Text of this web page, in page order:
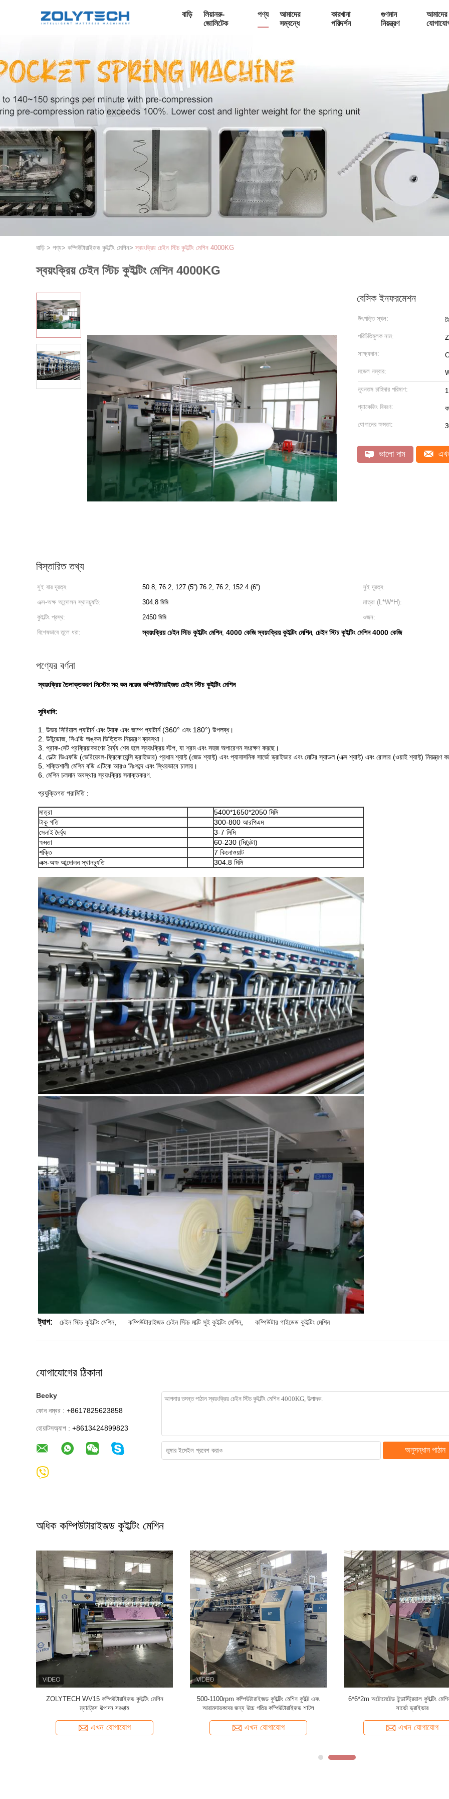
বাড়ি
লিয়ানরু-
জোলিটেক
পণ্য
আমাদের
সম্বন্ধে
কারখানা
পরিদর্শন
গুণমান
নিয়ন্ত্রণ
আমাদের
বাড়ি > পণ্য> কম্পিউটারাইজড কুইল্টিং মেশিন> স্বয়ংক্রিয় চেইন স্টিচ কুইল্টিং মেশিন 4000KG
স্বয়ংক্রিয় চেইন স্টিচ কুইল্টিং মেশিন 4000KG
বেসিক ইনফরমেশন
উৎপত্তি স্থল:
পরিচিতিমুলক নাম:
সাক্ষ্যদান:
মডেল নম্বার:
ন্যূনতম চাহিদার পরিমাণ:
প্যাকেজিং বিবরণ:
যোগানের ক্ষমতা:
ভালো দাম
বিস্তারিত তথ্য
সুই বার দূরত্ব: 50.8, 76.2, 127 (5”) 76.2, 76.2, 152.4 (6”)
সুই দূরত্ব:
এক্স-অক্ষ আন্দোলন স্থানচ্যুতি:
304.8 মিমি
মাত্রা (L*W*H):
কুইল্টিং প্রস্থ:
2450 মিমি
ওজন:
বিশেষভাবে তুলে ধরা:
স্বয়ংক্রিয় চেইন স্টিচ কুইল্টিং মেশিন, 4000 কেজি স্বয়ংক্রিয় কুইল্টিং মেশিন, চেইন স্টিচ কুইল্টিং মেশিন 4000 কেজি
পণ্যের বর্ণনা
স্বয়ংক্রিয় তৈলাক্তকরণ সিস্টেম সহ কম নয়েজ কম্পিউটারাইজড চেইন স্টিচ কুইল্টিং মেশিন
সুবিধাদি:
1. উভয় সিরিয়াল প্যাটার্ন এবং ট্যাক এবং জাম্প প্যাটার্ন (360° এবং 180°) উপলব্ধ।
2. উইন্ডোজ, সিএডি অঙ্কন ভিত্তিক নিয়ন্ত্রণ ব্যবস্থা।
3. প্রাক-সেট প্রক্রিয়াকরণের দৈর্ঘ্য শেষ হলে স্বয়ংক্রিয় স্টপ, যা শ্রম এবং সহজ অপারেশন সংরক্ষণ করছে।
4. ডেল্টা ভিএফডি (ভেরিয়েবল-ফ্রিকোয়েন্সি ড্রাইভার) প্রধান শ্যাফ্ট (জেড শ্যাফ্ট) এবং প্যানাসনিক সার্ভো ড্রাইভার এবং মোটর স্যাডল (এক্স শ্যাফ্ট) এবং রোলার (ওয়াই শ্যাফ্ট) নিয়ন্ত্রণ
5. শক্তিশালী মেশিন বডি এটিকে আরও নিঃশব্দে এবং স্থিরভাবে চালায়।
6. মেশিন চলমান অবস্থার স্বয়ংক্রিয় সনাক্তকরণ.
প্রযুক্তিগত পরামিতি :
মাত্রা
5400*1650*2050 মিমি
টাকু গতি
300-800 আরপিএম
সেলাই দৈর্ঘ্য
3-7 মিমি
ক্ষমতা
60-230 (মি/ঘন্টা)
শক্তি
7 কিলোওয়াট
এক্স-অক্ষ আন্দোলন স্থানচ্যুতি
304.8 মিমি
ট্যাগ: চেইন স্টিচ কুইল্টিং মেশিন, কম্পিউটারাইজড চেইন স্টিচ মাল্টি সুই কুইল্টিং মেশিন, কম্পিউটার গাইডেড কুইল্টিং মেশিন
যোগাযোগের ঠিকানা
Becky
ফোন নম্বর : +8617825623858
হোয়াটসঅ্যাপ : +8613424899823
অনুসন্ধান পাঠান
অধিক কম্পিউটারাইজড কুইল্টিং মেশিন
ZOLYTECH WV15 কম্পিউটারাইজড কুইল্টিং মেশিন
ম্যাট্রেস উত্পাদন সরঞ্জাম
এখন যোগাযোগ
500-1100rpm কম্পিউটারাইজড কুইল্টিং মেশিন কুইল্ট এবং
আরামদায়কদের জন্য উচ্চ গতির কম্পিউটারাইজড শাটল
এখন যোগাযোগ
6*6*2m অটোমেটেড ইন্ডাস্ট্রিয়াল কুইল্টিং
সার্ভো ড্রাইভার
এখন যোগাযোগ